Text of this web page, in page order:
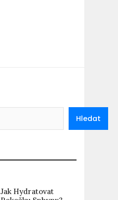
Hledat
Jak Hydratovat